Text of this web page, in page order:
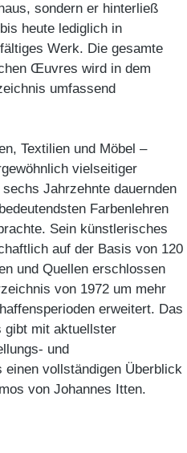
sondern er hinterließ
heute lediglich in
Werk. Die gesamte
Œuvres wird in dem
umfassend
Textilien und Möbel –
vielseitiger
Jahrzehnte dauernden
Farbenlehren
Sein künstlerisches
auf der Basis von 120
und Quellen erschlossen
von 1972 um mehr
erweitert. Das
gibt mit aktuellster
und
vollständigen Überblick
von Johannes Itten.